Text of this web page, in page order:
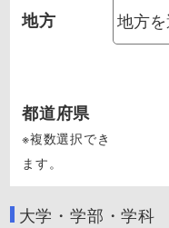
地方
都道府県
※複数選択でき
ます。
大学・学部・学科